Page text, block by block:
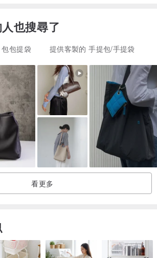
典內儉又具個性，內為具保護、防震功能的太
心的從裡至外講究每一個細節，滑鼠電源等物
手作品可根據您的要求客製，達到大小盡可能
時記得備注您的筆忘本電腦的規格喲！
也搜尋了
包包提袋 提供客製的 手提包/手提袋
看更多